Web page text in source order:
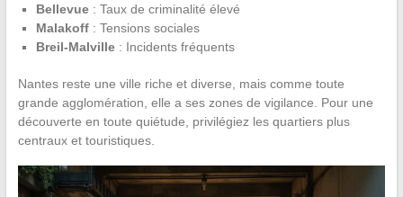
Bellevue: Taux de criminalité élevé
Malakoff: Tensions sociales
Breil-Malville: Incidents fréquents
Nantes reste une ville riche et diverse, mais comme toute
grande agglomération, elle a ses zones de vigilance. Pour une
découverte en toute quiétude, privilégiez les quartiers plus
centraux et touristiques.